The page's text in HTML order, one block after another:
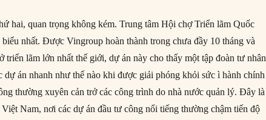
hai, quan trọng không kém. Trung tâm Hội chợ Triển lãm Quốc
nhất. Được Vingroup hoàn thành trong chưa đầy 10 tháng và
triển lãm lớn nhất thế giới, dự án này cho thấy một tập đoàn tư nhân
dự án nhanh như thế nào khi được giải phóng khỏi sức ì hành chính
thường xuyên cản trở các công trình do nhà nước quản lý. Đây là
Nam, nơi các dự án đầu tư công nổi tiếng thường chậm tiến độ